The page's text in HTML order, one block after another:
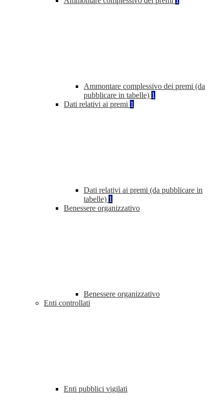
Ammontare complessivo dei premi (da
pubblicare in tabelle) 1
Dati relativi ai premi 1
Dati relativi ai premi (da pubblicare in
tabelle) 1
Benessere organizzativo
Benessere organizzativo
Enti controllati
Enti pubblici vigilati